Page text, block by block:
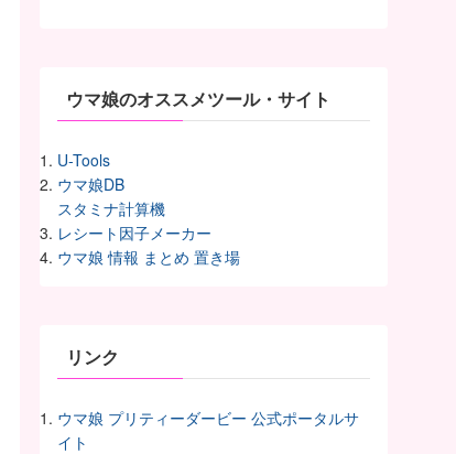
ウマ娘のオススメツール・サイト
U-Tools
ウマ娘DB
スタミナ計算機
レシート因子メーカー
ウマ娘 情報 まとめ 置き場
リンク
ウマ娘 プリティーダービー 公式ポータルサ
イト